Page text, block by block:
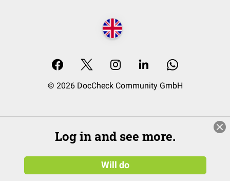
© 2026 DocCheck Community GmbH
Log in and see more.
Will do